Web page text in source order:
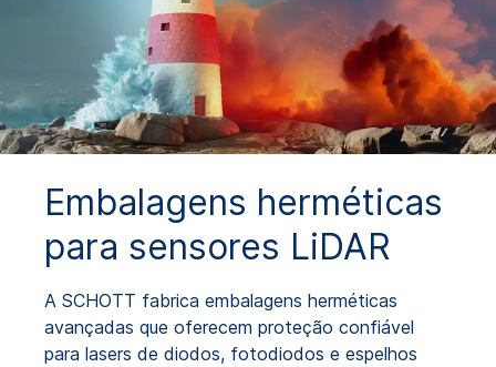
Variantes de produto
Downloads
Embalagens herméticas
para sensores LiDAR
A SCHOTT fabrica embalagens herméticas
avançadas que oferecem proteção confiável
para lasers de diodos, fotodiodos e espelhos